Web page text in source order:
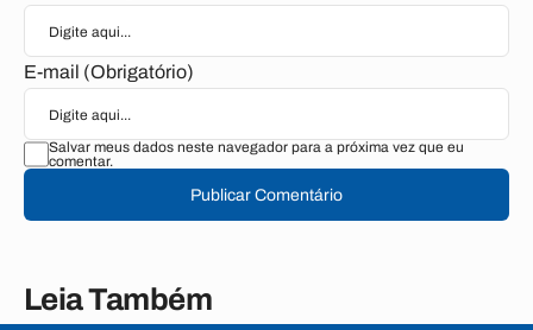
E-mail (Obrigatório)
Salvar meus dados neste navegador para a próxima vez que eu
comentar.
Publicar Comentário
Leia Também